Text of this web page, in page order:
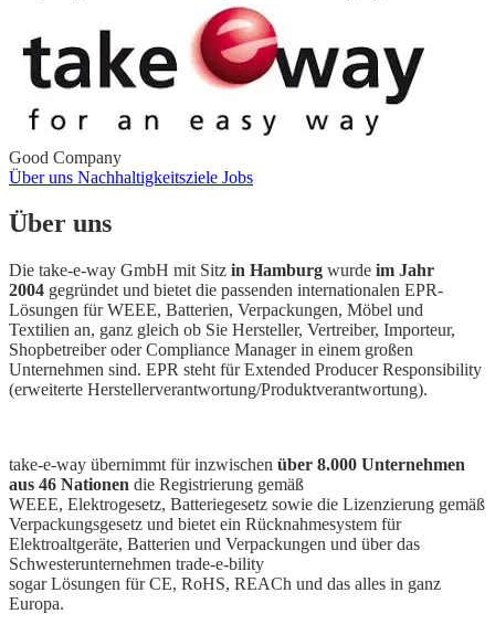
Good Company
Über uns Nachhaltigkeitsziele Jobs
Über uns
Die take-e-way GmbH mit Sitz in Hamburg wurde im Jahr
2004 gegründet und bietet die passenden internationalen EPR-
Lösungen für WEEE, Batterien, Verpackungen, Möbel und
Textilien an, ganz gleich ob Sie Hersteller, Vertreiber, Importeur,
Shopbetreiber oder Compliance Manager in einem großen
Unternehmen sind. EPR steht für Extended Producer Responsibility
(erweiterte Herstellerverantwortung/Produktverantwortung).
take-e-way übernimmt für inzwischen über 8.000 Unternehmen
aus 46 Nationen die Registrierung gemäß
WEEE, Elektrogesetz, Batteriegesetz sowie die Lizenzierung gemäß
Verpackungsgesetz und bietet ein Rücknahmesystem für
Elektroaltgeräte, Batterien und Verpackungen und über das
Schwesterunternehmen trade-e-bility
sogar Lösungen für CE, RoHS, REACh und das alles in ganz
Europa.